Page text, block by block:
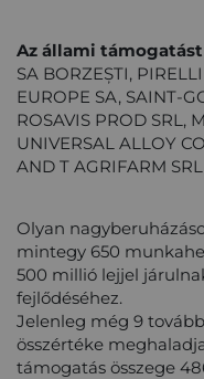
Az állami
SA BORZEȘTI,
EUROPE SA, SAINT-
ROSAVIS PROD SRL,
UNIVERSAL ALLOY
AND T AGRIFARM
Olyan
mintegy 650
500 millió lejjel
fejlődéséhez.
Jelenleg még 9
összértéke
támogatás összege